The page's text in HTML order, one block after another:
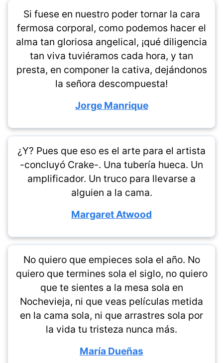
Si fuese en nuestro poder tornar la cara
fermosa corporal, como podemos hacer el
alma tan gloriosa angelical, ¡qué diligencia
tan viva tuviéramos cada hora, y tan
presta, en componer la cativa, dejándonos
la señora descompuesta!
Jorge Manrique
¿Y? Pues que eso es el arte para el artista
-concluyó Crake-. Una tubería hueca. Un
amplificador. Un truco para llevarse a
alguien a la cama.
Margaret Atwood
No quiero que empieces sola el año. No
quiero que termines sola el siglo, no quiero
que te sientes a la mesa sola en
Nochevieja, ni que veas películas metida
en la cama sola, ni que arrastres sola por
la vida tu tristeza nunca más.
María Dueñas